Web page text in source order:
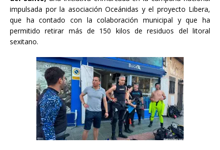
impulsada por la asociación Oceánidas y el proyecto Libera,
que ha contado con la colaboración municipal y que ha
permitido retirar más de 150 kilos de residuos del litoral
sexitano.